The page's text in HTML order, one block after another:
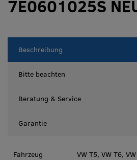
7E0601025S
Beschreibung
Bitte beachten
Beratung & Service
Garantie
Fahrzeug
VW T5, VW T6,